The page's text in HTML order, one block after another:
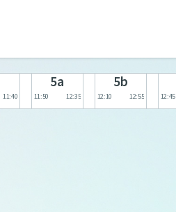
11:40
5a
11:50 12:35
5b
12:10 12:55 12:45